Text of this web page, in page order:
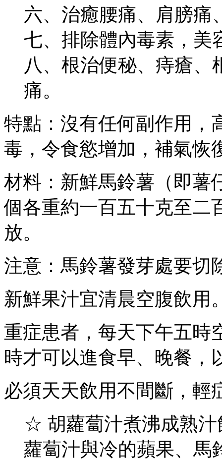
六、治癒腰痛、肩膀痛
七、排除體內毒素，美
八、根治便秘、痔瘡、
痛。
特點：沒有任何副作用，
毒，令食慾增加，補氣恢
材料：新鮮馬鈴薯（即薯
個各重約一百五十克至二
放。
注意：馬鈴薯發芽處要切
新鮮果汁宜清晨空腹飲用
重症患者，每天下午五時
時才可以進食早、晚餐，
必須天天飲用不間斷，輕
☆ 胡蘿蔔汁煮沸成熟汁
蘿蔔汁與冷的蘋果、馬